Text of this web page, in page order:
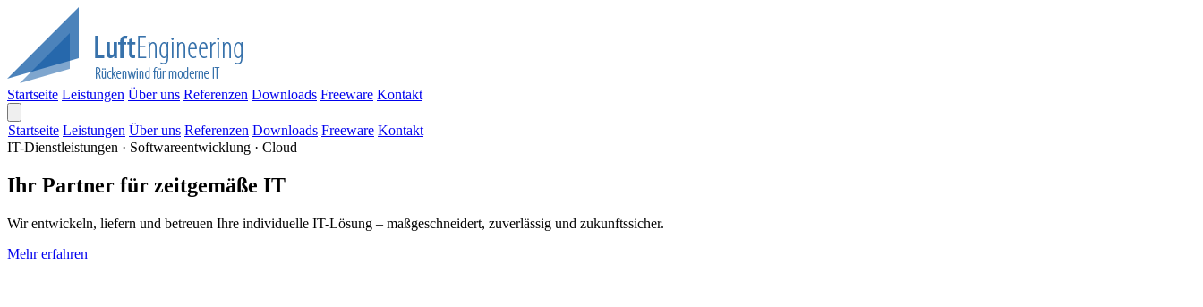
Startseite Leistungen Über uns Referenzen Downloads Freeware Kontakt
Startseite Leistungen Über uns Referenzen Downloads Freeware Kontakt
IT-Dienstleistungen · Softwareentwicklung · Cloud
Ihr Partner für zeitgemäße IT
Wir entwickeln, liefern und betreuen Ihre individuelle IT-Lösung – maßgeschneidert, zuverlässig und zukunftssicher.
Mehr erfahren